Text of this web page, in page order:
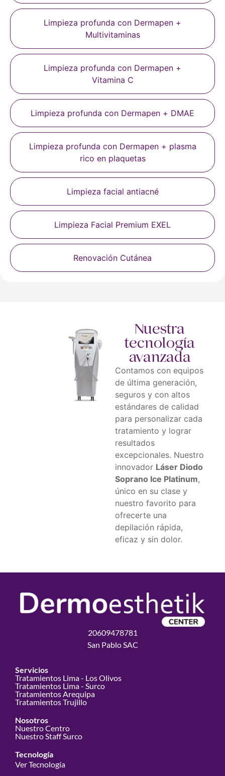
Limpieza profunda con Dermapen +
Multivitaminas
Limpieza profunda con Dermapen +
Vitamina C
Limpieza profunda con Dermapen + DMAE
Limpieza profunda con Dermapen + plasma
rico en plaquetas
Limpieza facial antiacné
Limpieza Facial Premium EXEL
Renovación Cutánea
Nuestra
tecnología
avanzada
Contamos con equipos
de última generación,
seguros y con altos
estándares de calidad
para personalizar cada
tratamiento y lograr
resultados
excepcionales. Nuestro
innovador Láser Diodo
Soprano Ice Platinum,
único en su clase y
nuestro favorito para
ofrecerte una
depilación rápida,
eficaz y sin dolor.
20609478781
San Pablo SAC
Servicios
Tratamientos Lima - Los Olivos
Tratamientos Lima - Surco
Tratamientos Arequipa
Tratamientos Trujillo
Nosotros
Nuestro Centro
Nuestro Staff Surco
Tecnología
Ver Tecnología